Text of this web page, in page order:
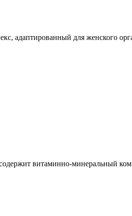
адаптированный для женского
витаминно-минеральный